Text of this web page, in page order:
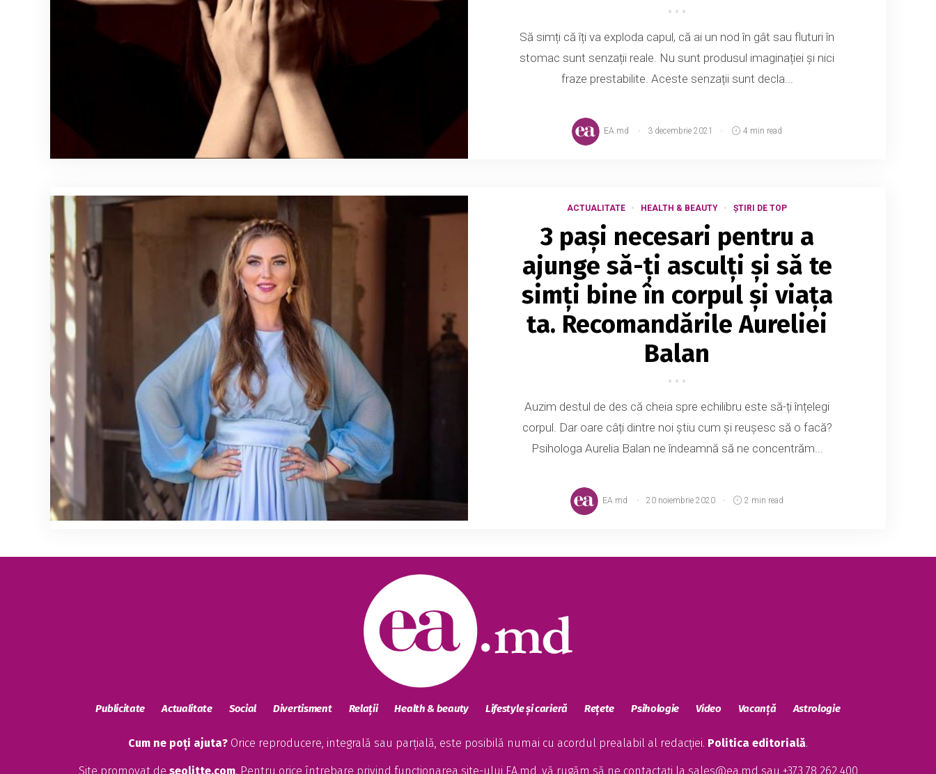
Să simți că îți va exploda capul, că ai un nod în gât sau fluturi în
stomac sunt senzații reale. Nu sunt produsul imaginației și nici
fraze prestabilite. Aceste senzații sunt decla...
EA.md 3 decembrie 2021 4 min read
ACTUALITATE HEALTH & BEAUTY ȘTIRI DE TOP
3 pași necesari pentru a
ajunge să-ți asculți și să te
simți bine în corpul și viața
ta. Recomandările Aureliei
Balan
Auzim destul de des că cheia spre echilibru este să-ți înțelegi
corpul. Dar oare câți dintre noi știu cum și reușesc să o facă?
Psihologa Aurelia Balan ne îndeamnă să ne concentrăm...
EA.md 20 noiembrie 2020 2 min read
Publicitate Actualitate Social Divertisment Relații Health & beauty Lifestyle și carieră Rețete Psihologie Video Vacanță Astrologie
Cum ne poți ajuta? Orice reproducere, integrală sau parțială, este posibilă numai cu acordul prealabil al redacției. Politica editorială.
Site promovat de seolitte.com. Pentru orice întrebare privind funcționarea site-ului EA.md, vă rugăm să ne contactați la sales@ea.md sau +373 78 262 400